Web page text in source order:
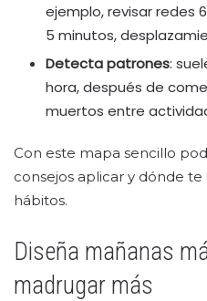
ejemplo, revisar redes
5 minutos,
Detecta patrones:
hora, después de
muertos entre
Con este mapa sencillo
consejos aplicar y dónde
hábitos.
Diseña mañanas
madrugar más